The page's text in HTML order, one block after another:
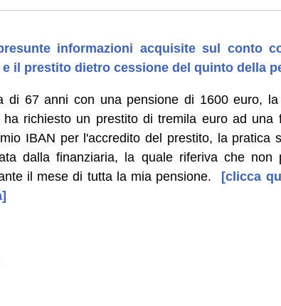
informazioni acquisite sul conto
il prestito dietro cessione del quinto della
di 67 anni con una pensione di 1600 euro,
ha richiesto un prestito di tremila euro ad una
IBAN per l'accredito del prestito, la pratica
dalla finanziaria, la quale riferiva che non
il mese di tutta la mia pensione.
[clicca